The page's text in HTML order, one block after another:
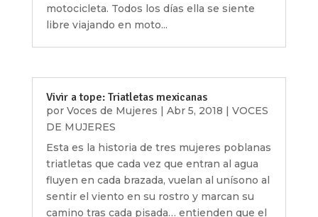
motocicleta. Todos los días ella se siente
libre viajando en moto...
Vivir a tope: Triatletas mexicanas
por Voces de Mujeres | Abr 5, 2018 | VOCES
DE MUJERES
Esta es la historia de tres mujeres poblanas
triatletas que cada vez que entran al agua
fluyen en cada brazada, vuelan al unísono al
sentir el viento en su rostro y marcan su
camino tras cada pisada… entienden que el